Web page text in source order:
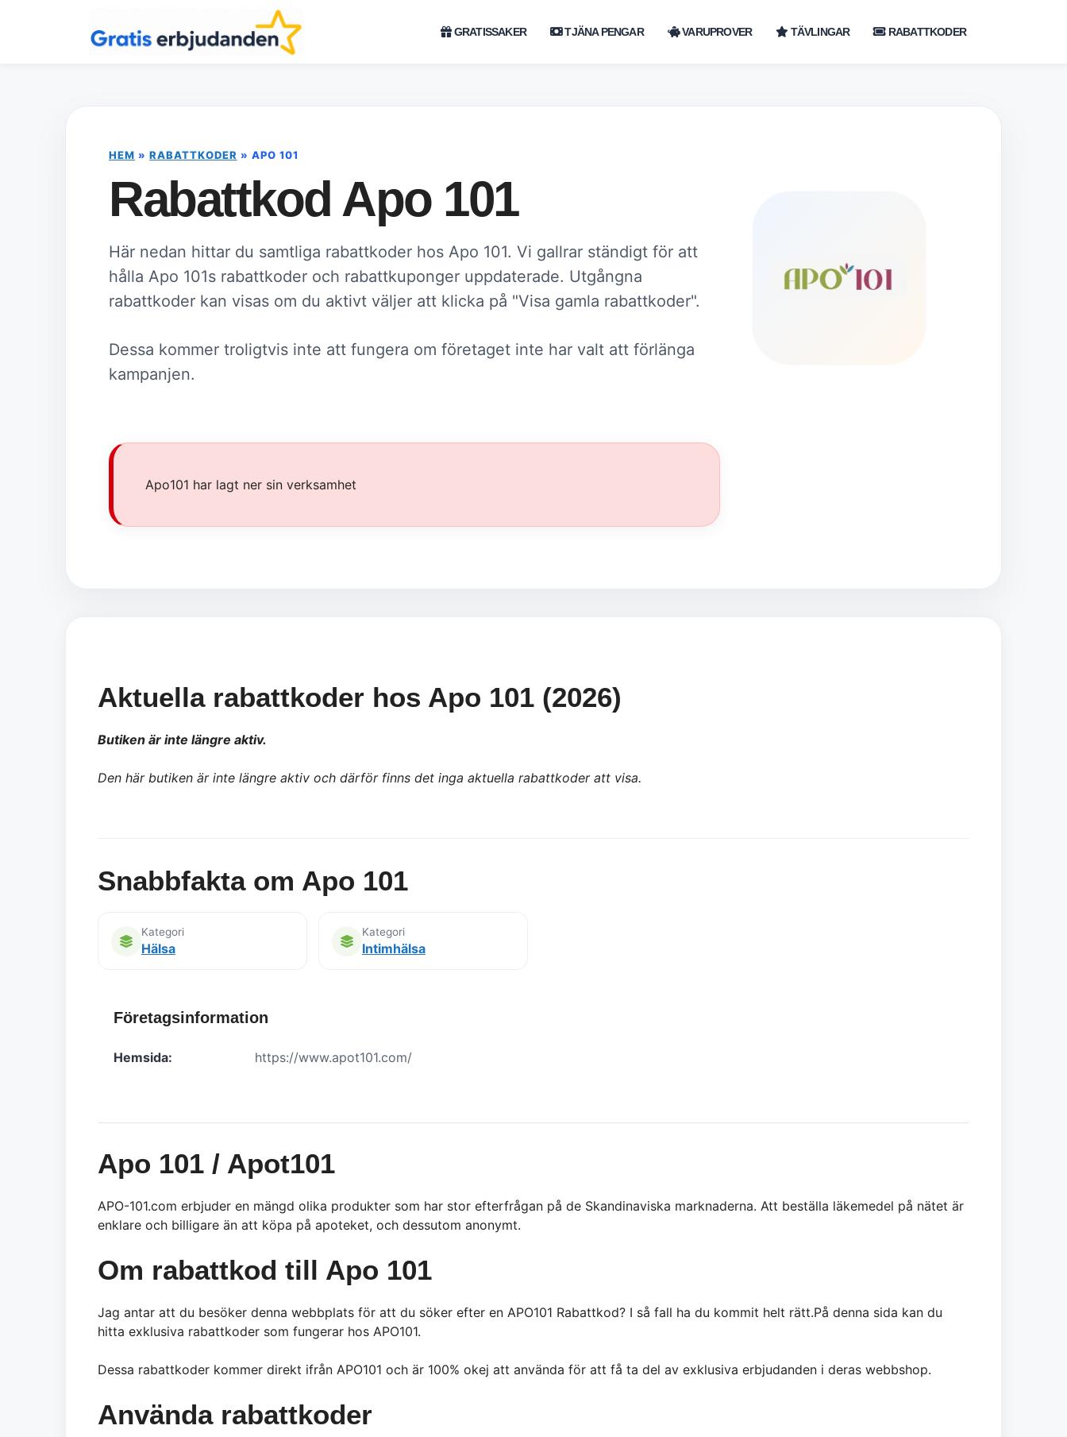
GRATISSAKER TJÄNA PENGAR VARUPROVER TÄVLINGAR RABATTKODER
HEM »RABATTKODER » APO 101
Rabattkod Apo 101
Här nedan hittar du samtliga rabattkoder hos Apo 101. Vi gallrar ständigt för att
hålla Apo 101s rabattkoder och rabattkuponger uppdaterade. Utgångna
rabattkoder kan visas om du aktivt väljer att klicka på "Visa gamla rabattkoder".
Dessa kommer troligtvis inte att fungera om företaget inte har valt att förlänga
kampanjen.
Apo101 har lagt ner sin verksamhet
Aktuella rabattkoder hos Apo 101 (2026)
Butiken är inte längre aktiv.
Den här butiken är inte längre aktiv och därför finns det inga aktuella rabattkoder att visa.
Snabbfakta om Apo 101
Kategori
Hälsa
Kategori
Intimhälsa
Företagsinformation
Hemsida: https://www.apot101.com/
Apo 101 / Apot101
APO-101.com erbjuder en mängd olika produkter som har stor efterfrågan på de Skandinaviska marknaderna. Att beställa läkemedel på nätet är
enklare och billigare än att köpa på apoteket, och dessutom anonymt.
Om rabattkod till Apo 101
Jag antar att du besöker denna webbplats för att du söker efter en APO101 Rabattkod? I så fall ha du kommit helt rätt.På denna sida kan du
hitta exklusiva rabattkoder som fungerar hos APO101.
Dessa rabattkoder kommer direkt ifrån APO101 och är 100% okej att använda för att få ta del av exklusiva erbjudanden i deras webbshop.
Använda rabattkoder